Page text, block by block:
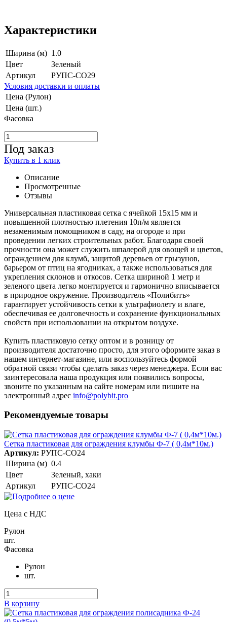
Характеристики
Ширина (м) 1.0
Цвет
Зеленый
Артикул
РУПС-СО29
Условия доставки и оплаты
Цена (Рулон)
Цена (шт.)
Фасовка
Под заказ
Купить в 1 клик
Описание
Просмотренные
Отзывы
Универсальная пластиковая сетка с ячейкой 15x15 мм и
повышенной плотностью плетения 10п/м является
незаменимым помощником в саду, на огороде и при
проведении легких строительных работ. Благодаря своей
прочности она может служить шпалерой для овощей и цветов,
ограждением для клумб, защитой деревьев от грызунов,
барьером от птиц на ягодниках, а также использоваться для
укрепления склонов и откосов. Сетка шириной 1 метр и
зеленого цвета легко монтируется и гармонично вписывается
в природное окружение. Производитель «Полибитъ»
гарантирует устойчивость сетки к ультрафиолету и влаге,
обеспечивая ее долговечность и сохранение функциональных
свойств при использовании на открытом воздухе.
Купить пластиковую сетку оптом и в розницу от
производителя достаточно просто, для этого оформите заказ в
нашем интернет-магазине, или воспользуйтесь формой
обратной связи чтобы сделать заказ через менеджера. Если вас
заинтересовала наша продукция или появились вопросы,
звоните по указанным на сайте номерам или пишите на
электронный адрес info@polybit.pro
Рекомендуемые товары
Сетка пластиковая для ограждения клумбы Ф-7 ( 0,4м*10м.)
Артикул: РУПС-СО24
Ширина (м) 0.4
Цвет
Зеленый, хаки
Артикул
РУПС-СО24
Цена с НДС
Рулон
шт.
Фасовка
Рулон
шт.
В корзину